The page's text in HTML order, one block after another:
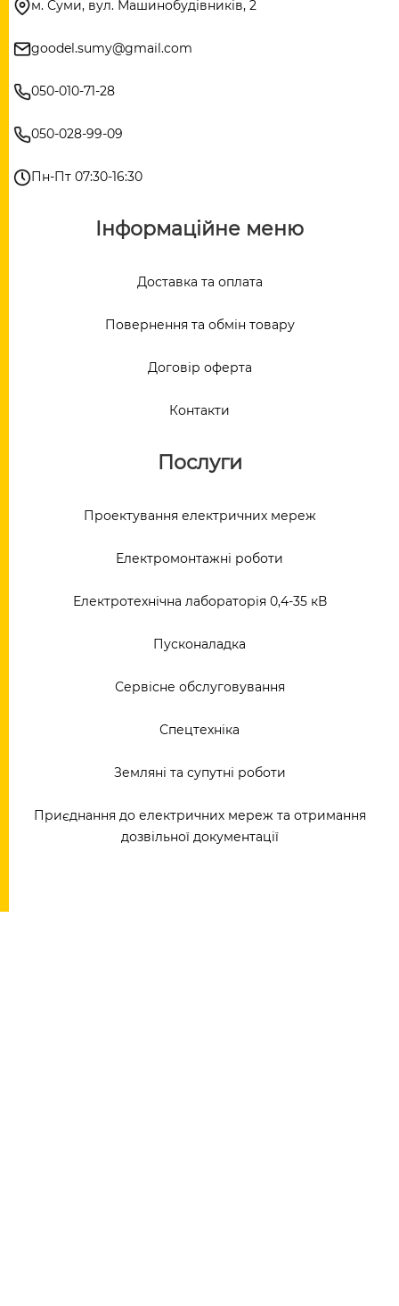
м. Суми, вул. Машинобудівників, 2
goodel.sumy@gmail.com
050-010-71-28
050-028-99-09
Пн-Пт 07:30-16:30
Інформаційне меню
Доставка та оплата
Повернення та обмін товару
Договір оферта
Контакти
Послуги
Проектування електричних мереж
Електромонтажні роботи
Електротехнічна лабораторія 0,4-35 кВ
Пусконаладка
Сервісне обслуговування
Спецтехніка
Земляні та супутні роботи
Приєднання до електричних мереж та отримання
дозвільної документації